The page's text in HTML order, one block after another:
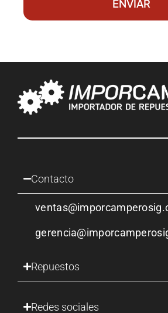
ENVIAR
Contacto
Repuestos
Redes sociales